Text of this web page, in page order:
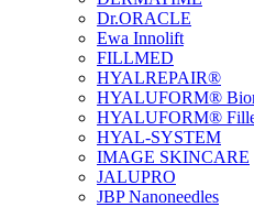
Dr.ORACLE
Ewa Innolift
FILLMED
НYALREPAIR®
HYALUFORM®
HYALUFORM®
HYAL-SYSTEM
IMAGE SKINCARE
JALUPRO
JBP Nanoneedles